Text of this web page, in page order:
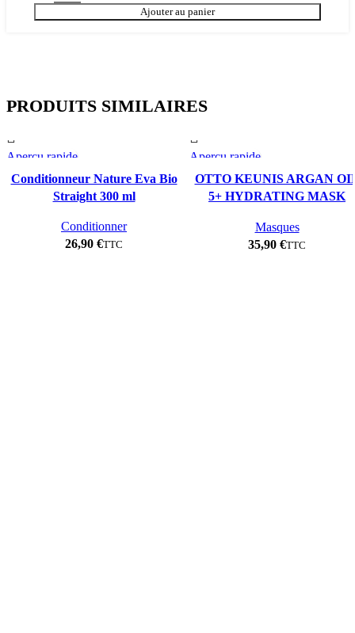
Ajouter au panier
PRODUITS SIMILAIRES
Aperçu rapide
Conditionneur Nature Eva Bio
Straight 300 ml
Conditionner
€
Aperçu rapide
OTTO KEUNIS ARGAN
5+ HYDRATING MASK
Masques
€